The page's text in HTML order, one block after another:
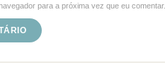
para a próxima vez que eu comentar.